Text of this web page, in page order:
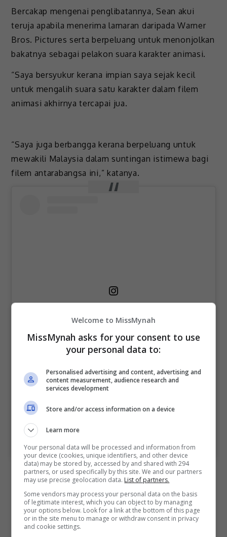
Bercakap mengenai penglibatannya, Sean akui
teruja apabila menerima lamaran daripada Warner
Bros. Pictures serta berpeluang untuk menonjolkan
bakatnya sebagai pelakon suara karakter animasi.
“Saya bersyukur kerana impian saya sejak kecil
untuk mengalih suara satu karakter dalam filem
animasi akhirnya tercapai jua.
“Saya juga berbangga kerana berpeluang untuk
mewakili Malaysia dalam suntingan istimewa bagi
filem antarabangsa ini,” katanya.
View this post on Instagram
Tambah pelakon drama “The Hotel 2” itu lagi,
biarpun karakter yang dibawanya hanya watak
sampingan, namun Sean gembira dapat mencipta
sendiri latar belakang Waffles.
Welcome to MissMynah
MissMynah asks for your consent to use
your personal data to:
Personalised advertising and content, advertising and
content measurement, audience research and
services development
Store and/or access information on a device
Learn more
Your personal data will be processed and information from
your device (cookies, unique identifiers, and other device
data) may be stored by, accessed by and shared with 294
partners, or used specifically by this site. We and our partners
may use precise geolocation data. List of partners.
Some vendors may process your personal data on the basis
of legitimate interest, which you can object to by managing
your options below. Look for a link at the bottom of this page
or in the site menu to manage or withdraw consent in privacy
and cookie settings.